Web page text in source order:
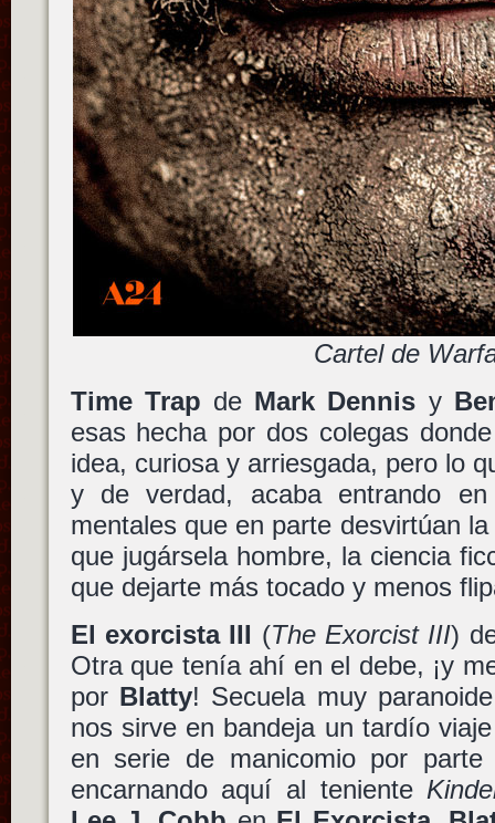
Cartel de
Time Trap de Mark Dennis y
esas hecha por dos colegas
idea, curiosa y arriesgada, pero lo
y de verdad, acaba entrando
mentales que en parte desvirtúan
que jugársela hombre, la ciencia
que dejarte más tocado y menos
El exorcista III (The Exorcist III)
Otra que tenía ahí en el debe, ¡y
por Blatty! Secuela muy
nos sirve en bandeja un tardío
en serie de manicomio por
encarnando aquí al teniente